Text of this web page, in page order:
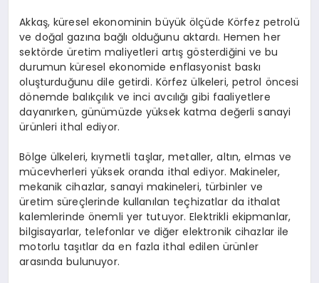
Akkaş, küresel ekonominin büyük ölçüde Körfez petrolü
ve doğal gazına bağlı olduğunu aktardı. Hemen her
sektörde üretim maliyetleri artış gösterdiğini ve bu
durumun küresel ekonomide enflasyonist baskı
oluşturduğunu dile getirdi. Körfez ülkeleri, petrol öncesi
dönemde balıkçılık ve inci avcılığı gibi faaliyetlere
dayanırken, günümüzde yüksek katma değerli sanayi
ürünleri ithal ediyor.
Bölge ülkeleri, kıymetli taşlar, metaller, altın, elmas ve
mücevherleri yüksek oranda ithal ediyor. Makineler,
mekanik cihazlar, sanayi makineleri, türbinler ve
üretim süreçlerinde kullanılan teçhizatlar da ithalat
kalemlerinde önemli yer tutuyor. Elektrikli ekipmanlar,
bilgisayarlar, telefonlar ve diğer elektronik cihazlar ile
motorlu taşıtlar da en fazla ithal edilen ürünler
arasında bulunuyor.